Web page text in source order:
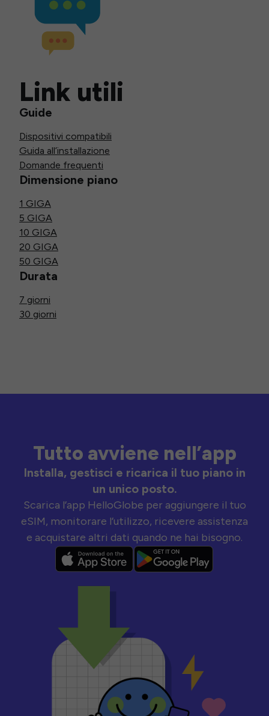
Link utili
Guide
Dispositivi compatibili
Guida all’installazione
Domande frequenti
Dimensione piano
1 GIGA
5 GIGA
10 GIGA
20 GIGA
50 GIGA
Durata
7 giorni
30 giorni
Tutto avviene nell’app
Installa, gestisci e ricarica il tuo piano in
un unico posto.
Scarica l’app HelloGlobe per aggiungere il tuo
eSIM, monitorare l’utilizzo, ricevere assistenza
e acquistare altri dati quando ne hai bisogno.